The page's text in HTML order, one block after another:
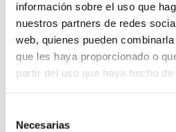
información sobre el uso que
nuestros partners de redes
web, quienes pueden
que les haya proporcionado o
partir del uso que haya hecho
Necesarias
Mueble de baño MDF lacado
Bruntec Vilma